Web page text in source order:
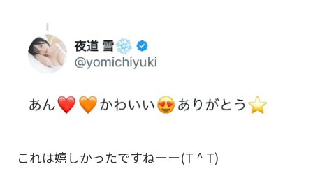
これは嬉しかったですねーー(T ^ T)